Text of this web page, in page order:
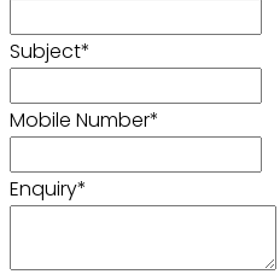
Subject*
Mobile Number*
Enquiry*